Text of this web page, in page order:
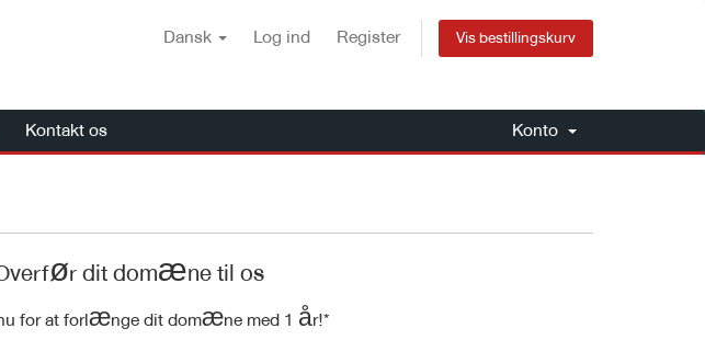
Dansk Log ind Register Vis bestillingskurv
Kontakt os Konto
dit domæne til os
for at forlænge dit domæne med 1 år!*